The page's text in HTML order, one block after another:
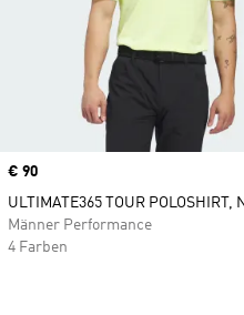
Price
€ 90
ULTIMATE365 TOUR POLOSHIRT,
Männer Performance
4 Farben